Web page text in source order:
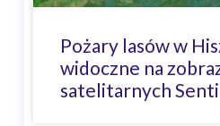
Pożary lasów w
widoczne na
satelitarnych